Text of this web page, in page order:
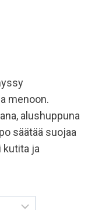
menoon.
alushuppuna
säätää suojaa
kutita ja